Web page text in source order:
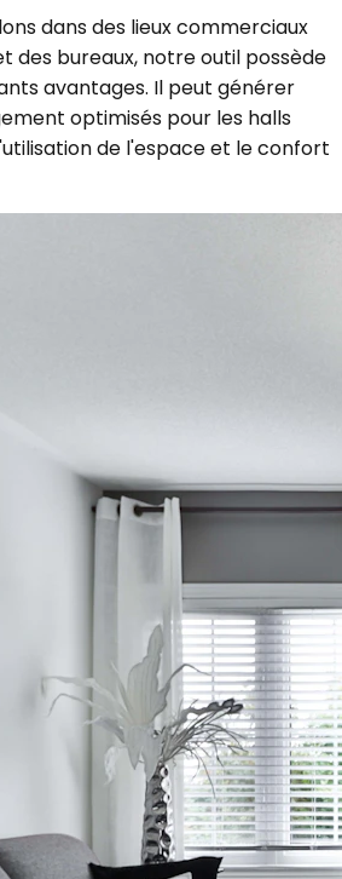
dans des lieux commerciaux
des bureaux, notre outil possède
avantages. Il peut générer
optimisés pour les halls
de l'espace et le confort